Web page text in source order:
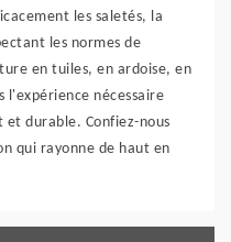
les saletés, la
les normes de
en tuiles, en ardoise, en
l'expérience nécessaire
durable. Confiez-nous
qui rayonne de haut en